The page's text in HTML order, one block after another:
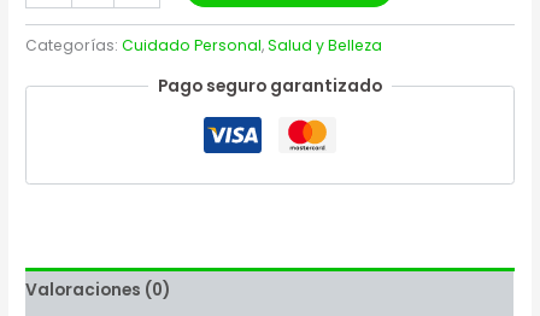
Categorías:Cuidado Personal,Salud y Belleza
Pago seguro garantizado
Valoraciones (0)